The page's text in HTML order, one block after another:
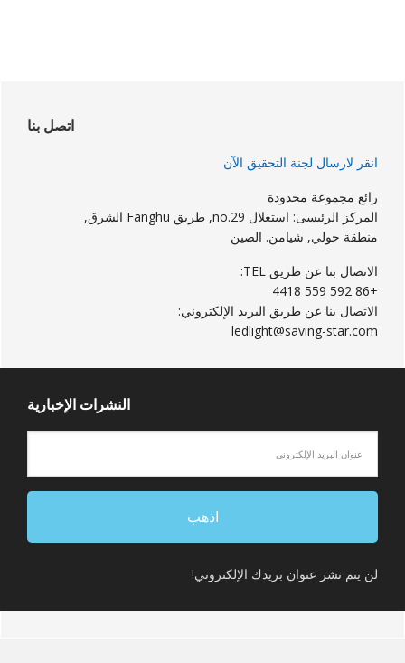
الرئيسي
اتصل بنا
انقر لارسال لجنة التحقيق الآن
رائع مجموعة محدودة
المركز الرئيسى: استغلال no.29, طريق Fanghu الشرق,
منطقة حولي, شيامن. الصين
الاتصال بنا عن طريق TEL:
+86 592 559 4418
الاتصال بنا عن طريق البريد الإلكتروني:
ledlight@saving-star.com
النشرات الإخبارية
لن يتم نشر عنوان بريدك الإلكتروني!